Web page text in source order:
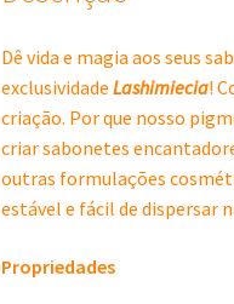
Dê vida e magia aos seus
exclusividadeLashimiecia!
criação. Por que nosso
criar sabonetes
outras formulações
estável e fácil de dispersar
Propriedades